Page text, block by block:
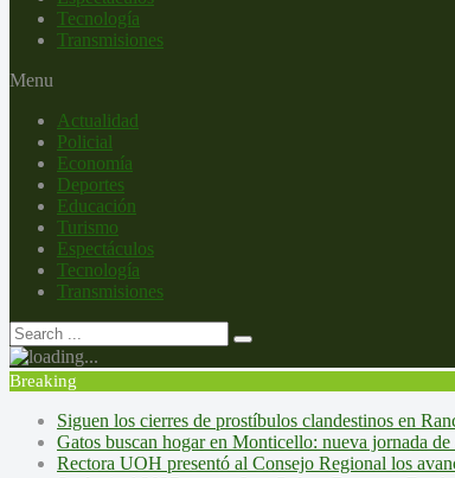
Tecnología
Transmisiones
Menu
Actualidad
Policial
Economía
Deportes
Educación
Turismo
Espectáculos
Tecnología
Transmisiones
Breaking
Siguen los cierres de prostíbulos clandestinos en
Gatos buscan hogar en Monticello: nueva jornada
Rectora UOH presentó al Consejo Regional los